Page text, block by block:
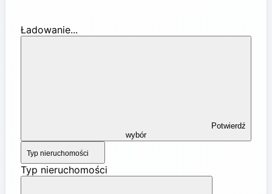
Ładowanie...
wybór
Typ nieruchomości
Typ nieruchomości